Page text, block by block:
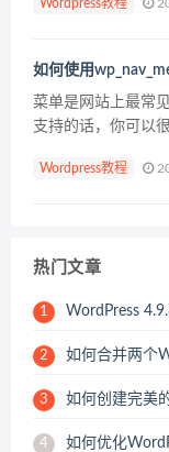
的内容，而不是后
Wordpress教程
如何使用
菜单是网站上最常
支持的话，你可以
文件并添加
Wordpress教程
热门文章
1 WordPress
2 如何合并两个
3 如何创建完美
4 如何优化